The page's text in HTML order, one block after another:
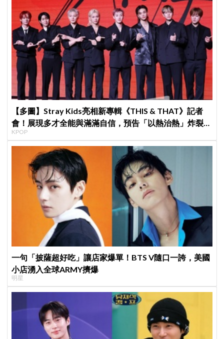
【多圖】Stray Kids亮相新專輯《THIS & THAT》記者
會！展現多才全能與滿滿自信，預告「以熱治熱」炸裂夏
日音樂圈
KPOP
一句「披薩超好吃」讓店家爆單！BTS V隨口一誇，美國
小店湧入全球ARMY擠爆
明星